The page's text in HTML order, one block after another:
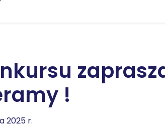
!
2025 r.